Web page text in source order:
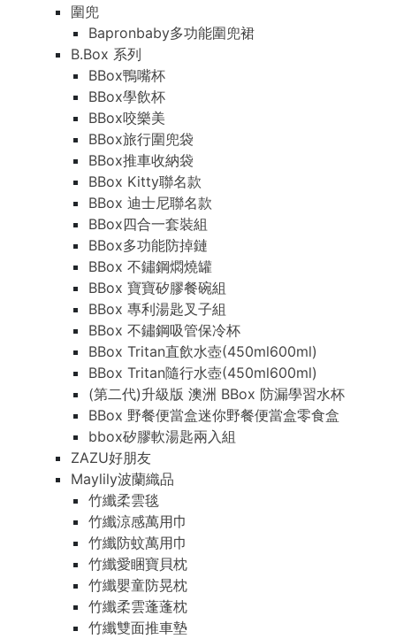
圍兜
Bapronbaby多功能圍兜裙
B.Box 系列
BBox鴨嘴杯
BBox學飲杯
BBox咬樂美
BBox旅行圍兜袋
BBox推車收納袋
BBox Kitty聯名款
BBox 迪士尼聯名款
BBox四合一套裝組
BBox多功能防掉鏈
BBox 不鏽鋼燜燒罐
BBox 寶寶矽膠餐碗組
BBox 專利湯匙叉子組
BBox 不鏽鋼吸管保冷杯
BBox Tritan直飲水壺(450ml600ml)
BBox Tritan隨行水壺(450ml600ml)
(第二代)升級版 澳洲 BBox 防漏學習水杯
BBox 野餐便當盒迷你野餐便當盒零食盒
bbox矽膠軟湯匙兩入組
ZAZU好朋友
Maylily波蘭織品
竹纖柔雲毯
竹纖涼感萬用巾
竹纖防蚊萬用巾
竹纖愛睏寶貝枕
竹纖嬰童防晃枕
竹纖柔雲蓬蓬枕
竹纖雙面推車墊